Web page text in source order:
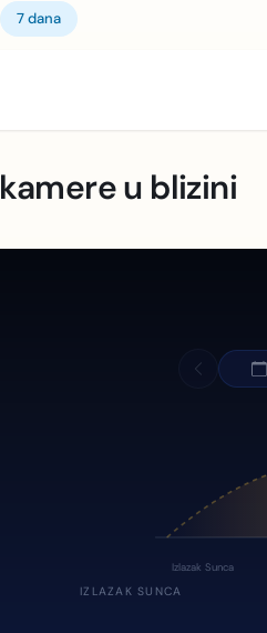
7 dana
u blizini
Izlazak Sunca
IZLAZAK SUNCA